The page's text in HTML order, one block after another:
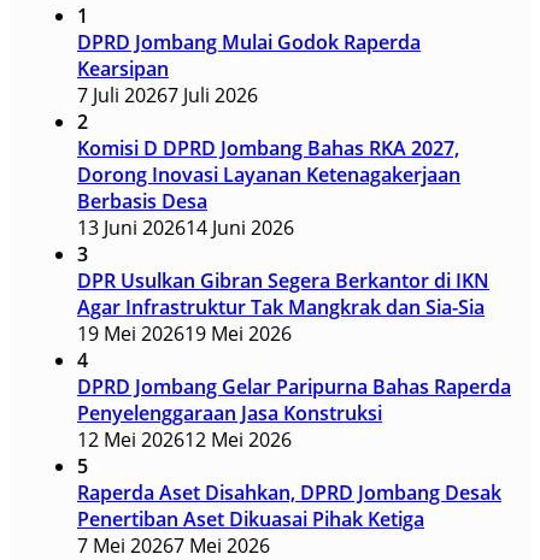
1
DPRD Jombang Mulai Godok Raperda
Kearsipan
7 Juli 20267 Juli 2026
2
Komisi D DPRD Jombang Bahas RKA 2027,
Dorong Inovasi Layanan Ketenagakerjaan
Berbasis Desa
13 Juni 202614 Juni 2026
3
DPR Usulkan Gibran Segera Berkantor di IKN
Agar Infrastruktur Tak Mangkrak dan Sia-Sia
19 Mei 202619 Mei 2026
4
DPRD Jombang Gelar Paripurna Bahas Raperda
Penyelenggaraan Jasa Konstruksi
12 Mei 202612 Mei 2026
5
Raperda Aset Disahkan, DPRD Jombang Desak
Penertiban Aset Dikuasai Pihak Ketiga
7 Mei 20267 Mei 2026